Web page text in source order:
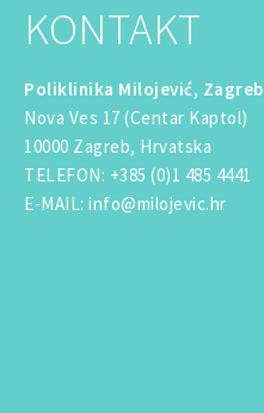
KONTAKT
Poliklinika Milojević, Zagreb
Nova Ves 17 (Centar Kaptol)
10000 Zagreb, Hrvatska
TELEFON: +385 (0)1 485 4441
E-MAIL: info@milojevic.hr